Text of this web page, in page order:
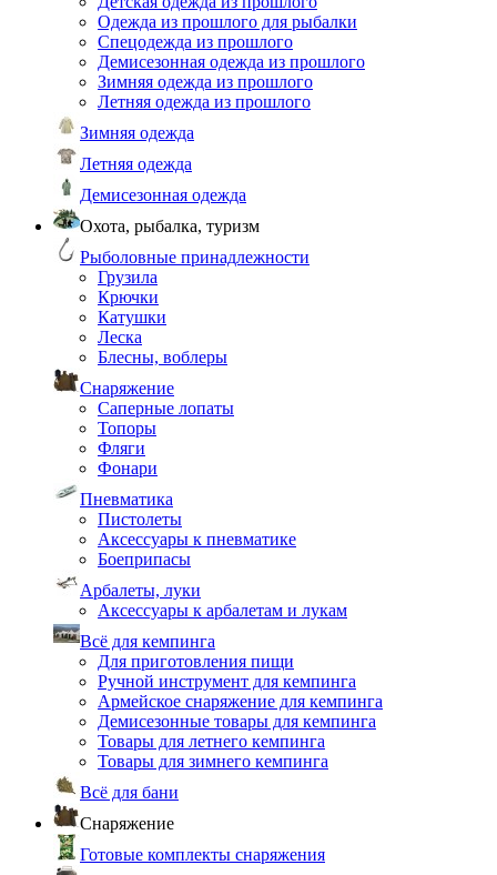
Одежда из прошлого для рыбалки
Спецодежда из прошлого
Демисезонная одежда из прошлого
Зимняя одежда из прошлого
Летняя одежда из прошлого
Зимняя одежда
Летняя одежда
Демисезонная одежда
Охота, рыбалка, туризм
Рыболовные принадлежности
Грузила
Крючки
Катушки
Леска
Блесны, воблеры
Снаряжение
Саперные лопаты
Топоры
Фляги
Фонари
Пневматика
Пистолеты
Аксессуары к пневматике
Боеприпасы
Арбалеты, луки
Аксессуары к арбалетам и лукам
Всё для кемпинга
Для приготовления пищи
Ручной инструмент для кемпинга
Армейское снаряжение для кемпинга
Демисезонные товары для кемпинга
Товары для летнего кемпинга
Товары для зимнего кемпинга
Всё для бани
Снаряжение
Готовые комплекты снаряжения